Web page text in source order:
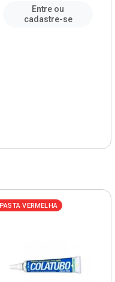
Entre ou
cadastre-se
PASTA VERMELHA